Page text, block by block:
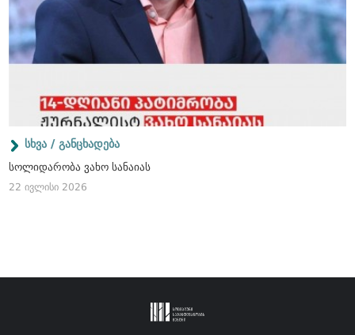
სხვა / განცხადება
სოლიდარობა ვახო სანაიას
22 ივლისი 2026